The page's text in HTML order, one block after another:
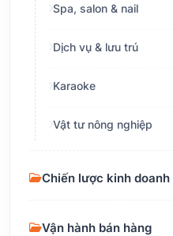
Spa, salon & nail
Dịch vụ & lưu trú
Karaoke
Vật tư nông nghiệp
Chiến lược kinh doanh
Vận hành bán hàng